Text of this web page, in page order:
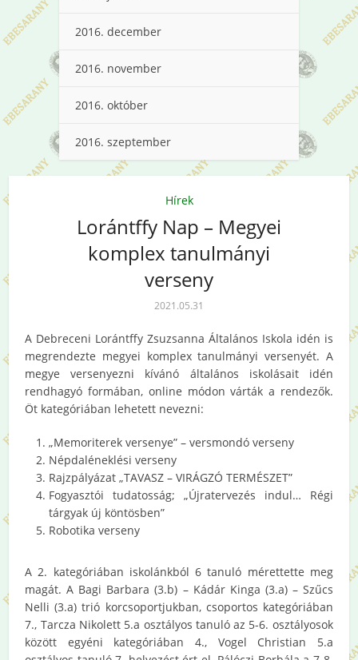
2016. december
2016. november
2016. október
2016. szeptember
Hírek
Lorántffy Nap – Megyei
komplex tanulmányi
verseny
2021.05.31
A Debreceni Lorántffy Zsuzsanna Általános Iskola idén is
megrendezte megyei komplex tanulmányi versenyét. A
megye versenyezni kívánó általános iskolásait idén
rendhagyó formában, online módon várták a rendezők.
Öt kategóriában lehetett nevezni:
„Memoriterek versenye” – versmondó verseny
Népdaléneklési verseny
Rajzpályázat „TAVASZ – VIRÁGZÓ TERMÉSZET”
Fogyasztói tudatosság; „Újratervezés indul… Régi
tárgyak új köntösben”
Robotika verseny
A 2. kategóriában iskolánkból 6 tanuló mérettette meg
magát. A Bagi Barbara (3.b) – Kádár Kinga (3.a) – Szűcs
Nelli (3.a) trió korcsoportjukban, csoportos kategóriában
7., Tarcza Nikolett 5.a osztályos tanuló az 5-6. osztályosok
között egyéni kategóriában 4., Vogel Christian 5.a